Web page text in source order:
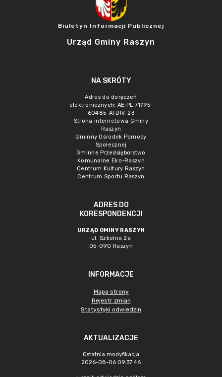
Biuletyn Informacji Publicznej
Urząd Gminy Raszyn
NA SKRÓTY
Adres do doręczeń
elektronicznych: AE:PL-71795-
60485-AFDIV-23
Strona internetowa Gminy
Raszyn
Gminny Ośrodek Pomocy
Społecznej
Gminne Przedsięborstwo
Komunalne Eko-Raszyn
Centrum Kultury Raszyn
Centrum Sportu Raszyn
ADRES DO
KORESPONDENCJI
URZĄD GMINY RASZYN
ul. Szkolna 2a
05-090 Raszyn
INFORMACJE
Mapa strony
Rejestr zmian
Statystyki odwiedzin
AKTUALIZACJE
Ostatnia modyfikacja
2026-08-06 09:37:46